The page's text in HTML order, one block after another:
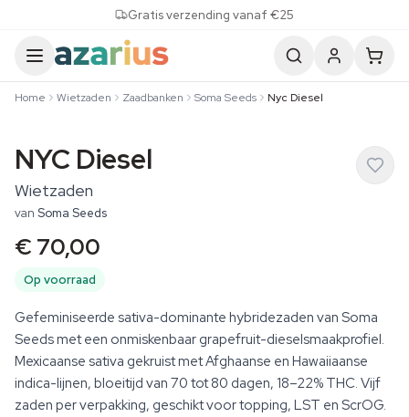
Gratis verzending vanaf €25
Home Wietzaden Zaadbanken Soma Seeds Nyc Diesel
NYC Diesel
Wietzaden
van Soma Seeds
€ 70,00
Op voorraad
Gefeminiseerde sativa-dominante hybridezaden van Soma
Seeds met een onmiskenbaar grapefruit-dieselsmaakprofiel.
Mexicaanse sativa gekruist met Afghaanse en Hawaiiaanse
indica-lijnen, bloeitijd van 70 tot 80 dagen, 18–22% THC. Vijf
zaden per verpakking, geschikt voor topping, LST en ScrOG.